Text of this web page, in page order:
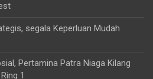
segala Keperluan Mudah
Pertamina Patra Niaga Kilang
1